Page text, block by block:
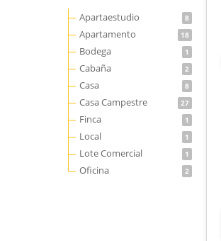
Apartaestudio 8
Apartamento 18
Bodega 1
Cabaña 2
Casa 8
Casa Campestre 27
Finca 1
Local 1
Lote Comercial 1
Oficina 2